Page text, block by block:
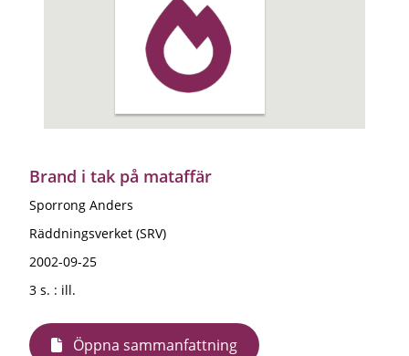
Brand i tak på mataffär
Sporrong Anders
Räddningsverket (SRV)
2002-09-25
3 s. : ill.
Öppna sammanfattning